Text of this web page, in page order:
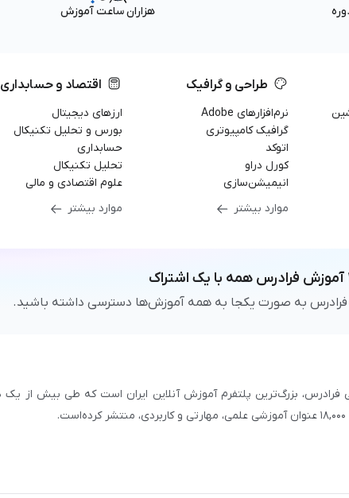
هزاران ساعت آموزش
طراحی و گرافیک
نرم‌افزارهای Adobe
گرافیک کامپیوتری
اتوکد
کورل دراو
انیمیشن‌سازی
موارد بیشتر
اقتصاد و حسابداری
ارزهای دیجیتال
بورس و تحلیل تکنیکال
حسابداری
تحلیل تکنیکال
علوم اقتصادی و مالی
موارد بیشتر
آموزش فرادرس همه با یک اشتراک
فرادرس به صورت یکجا به همه آموزش‌ها دسترسی داشته باشید.